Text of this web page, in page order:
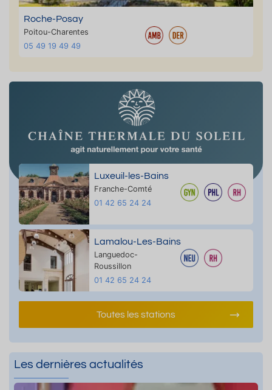
Roche-Posay
Poitou-Charentes
05 49 19 49 49
Luxeuil-les-Bains
Franche-Comté
01 42 65 24 24
Lamalou-Les-Bains
Languedoc-
Roussillon
01 42 65 24 24
Toutes les stations
Les dernières actualités